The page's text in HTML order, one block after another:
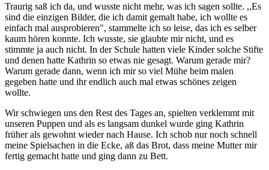
Traurig saß ich da, und wusste nicht mehr, was ich sagen sollte. ,,Es
sind die einzigen Bilder, die ich damit gemalt habe, ich wollte es
einfach mal ausprobieren", stammelte ich so leise, das ich es selber
kaum hören konnte. Ich wusste, sie glaubte mir nicht, und es
stimmte ja auch nicht. In der Schule hatten viele Kinder solche Stifte
und denen hatte Kathrin so etwas nie gesagt. Warum gerade mir?
Warum gerade dann, wenn ich mir so viel Mühe beim malen
gegeben hatte und ihr endlich auch mal etwas schönes zeigen
wollte.
Wir schwiegen uns den Rest des Tages an, spielten verklemmt mit
unseren Puppen und als es langsam dunkel wurde ging Kathrin
früher als gewohnt wieder nach Hause. Ich schob nur noch schnell
meine Spielsachen in die Ecke, aß das Brot, dass meine Mutter mir
fertig gemacht hatte und ging dann zu Bett.